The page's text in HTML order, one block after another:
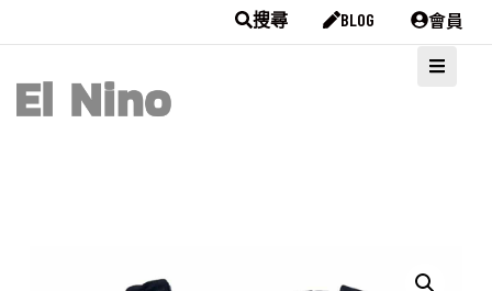
搜尋 BLOG 會員